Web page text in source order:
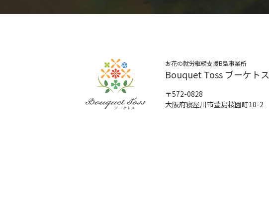
お花の就労継続支援B型事業所
Bouquet Toss ブーケトス
〒572-0828
大阪府寝屋川市萱島桜園町10-2